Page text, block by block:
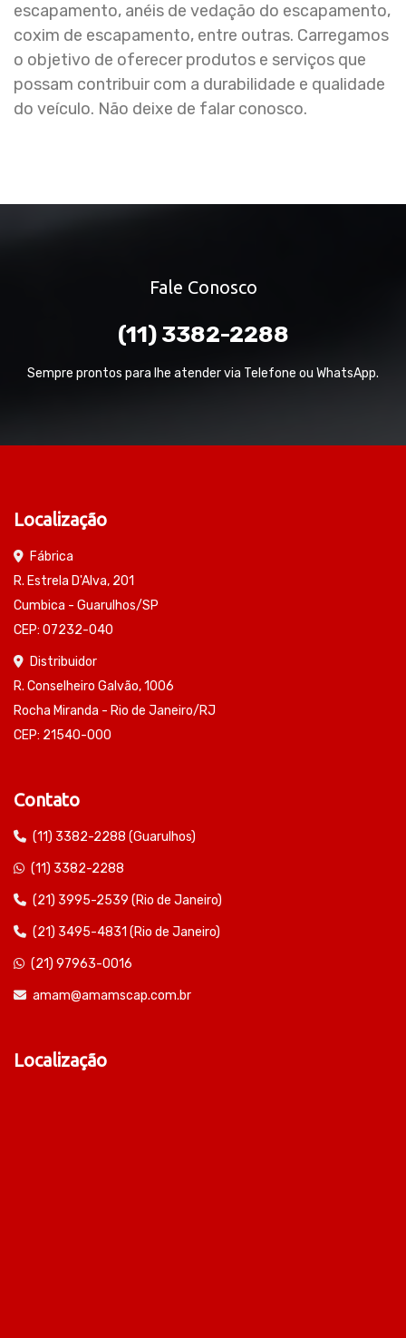
escapamento, anéis de vedação do escapamento,
coxim de escapamento, entre outras. Carregamos
o objetivo de oferecer produtos e serviços que
possam contribuir com a durabilidade e qualidade
do veículo. Não deixe de falar conosco.
Fale Conosco
(11) 3382-2288
Sempre prontos para lhe atender via Telefone ou WhatsApp.
Localização
Fábrica
R. Estrela D'Alva, 201
Cumbica - Guarulhos/SP
CEP: 07232-040
Distribuidor
R. Conselheiro Galvão, 1006
Rocha Miranda - Rio de Janeiro/RJ
CEP: 21540-000
Contato
(11) 3382-2288 (Guarulhos)
(11) 3382-2288
(21) 3995-2539 (Rio de Janeiro)
(21) 3495-4831 (Rio de Janeiro)
(21) 97963-0016
amam@amamscap.com.br
Localização